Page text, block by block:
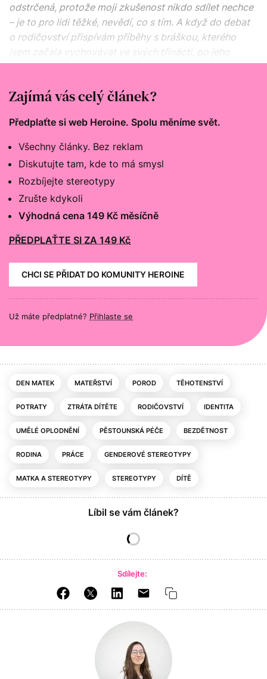
odstrčená, protože moji zkušenost nikdo sdílet nechce
– je to pro lidi těžké, nevědí, co s tím. A když do debat
o rodičovství přispívám příběhy s bráškou, kterého
jsem začala vychovávat ve svých třinácti, po jeho
narození, protože moje máma byla nemocná, ostatní
Zajímá vás celý článek?
Předplaťte si web Heroine. Spolu měníme svět.
Všechny články. Bez reklam
Diskutujte tam, kde to má smysl
Rozbíjejte stereotypy
Zrušte kdykoli
Výhodná cena 149 Kč měsíčně
PŘEDPLAŤTE SI ZA 149 Kč
CHCI SE PŘIDAT DO KOMUNITY HEROINE
Už máte předplatné? Přihlaste se
DEN MATEK MATEŘSTVÍ POROD TĚHOTENSTVÍ
POTRATY ZTRÁTA DÍTĚTE RODIČOVSTVÍ IDENTITA
UMĚLÉ OPLODNĚNÍ PĚSTOUNSKÁ PÉČE BEZDĚTNOST
RODINA PRÁCE GENDEROVÉ STEREOTYPY
MATKA A STEREOTYPY STEREOTYPY DÍTĚ
Líbil se vám článek?
Sdílejte: